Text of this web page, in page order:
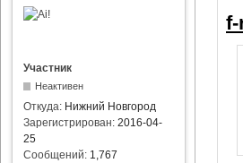
Участник
Неактивен
Откуда: Нижний Новгород
Зарегистрирован: 2016-04-
25
Сообщений: 1,767